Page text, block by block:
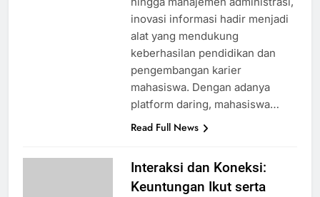
inovasi informasi hadir menjadi
alat yang mendukung
keberhasilan pendidikan dan
pengembangan karier
mahasiswa. Dengan adanya
platform daring, mahasiswa…
Read Full News
Interaksi dan Koneksi:
Keuntungan Ikut serta